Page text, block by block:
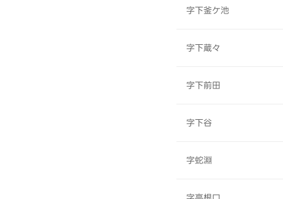
字下釜ケ池
字下蔵々
字下前田
字下谷
字蛇淵